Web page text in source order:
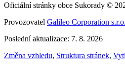
Oficiální stránky obce Sukorady ©
Provozovatel Galileo Corporation s.r.o.
Poslední aktualizace: 7. 8. 2026
Změna vzhledu, Struktura stránek,